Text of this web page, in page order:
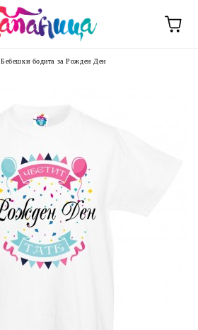
Бебешки бодита за Рожден Ден